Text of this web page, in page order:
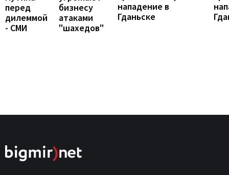
перед
дилеммой
- СМИ
бизнесу
атаками
"шахедов"
нападение в
Гданьске